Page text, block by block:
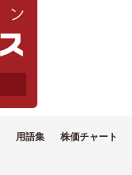
用語集 株価チャート